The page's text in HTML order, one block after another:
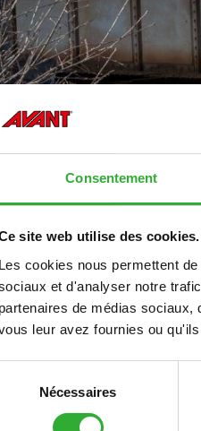
Consentement
site web utilise des cookies.
Les cookies nous permettent
et d'analyser notre
partenaires de médias
leur avez fournies ou
Nécessaires